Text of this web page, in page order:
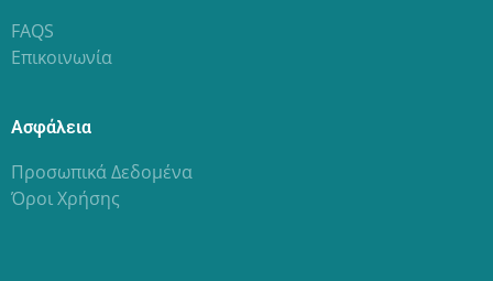
FAQS
Επικοινωνία
Ασφάλεια
Προσωπικά Δεδομένα
Όροι Χρήσης